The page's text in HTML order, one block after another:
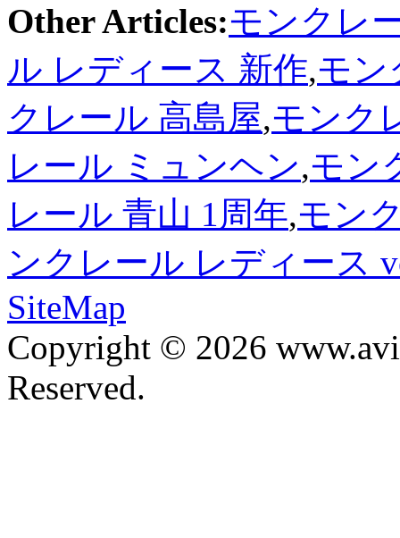
Other Articles:モンクレ
ル レディース 新作,モン
クレール 高島屋,モンク
レール ミュンヘン,モン
レール 青山 1周年,モン
ンクレール レディース
SiteMap
Copyright © 2026
Reserved.